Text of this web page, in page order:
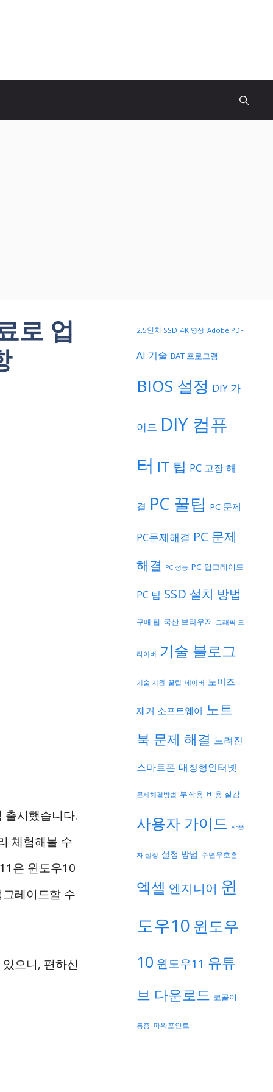
로 업
시했습니다.
체험해볼 수
은 윈도우10
레이드할 수
으니, 편하신
2.5인치 SSD 4K 영상 Adobe PDF
AI 기술 BAT 프로그램
BIOS 설정 DIY 가
이드 DIY 컴퓨
터 IT 팁 PC 고장 해
결 PC 꿀팁 PC 문제
PC문제해결 PC 문제
해결
PC 성능 PC 업그레이드
PC 팁 SSD 설치 방법
구매 팁 국산 브라우저 그래픽 드
라이버 기술 블로그
기술 지원 꿀팁 네이버 노이즈
제거 소프트웨어 노트
북 문제 해결 느려진
스마트폰 대칭형인터넷
문제해결방법 부작용 비용 절감
사용자 가이드 사용
자 설정 설정 방법 수면무호흡
엑셀 엔지니어 윈
도우10 윈도우
10 윈도우11 유튜
브 다운로드 코골이
통증 파워포인트